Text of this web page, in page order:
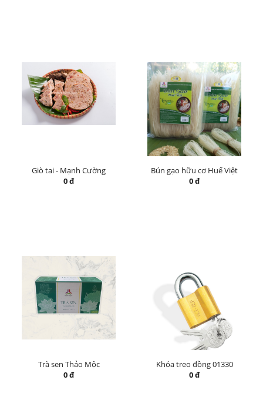
Giò tai - Mạnh Cường
0 đ
Bún gạo hữu cơ Huế Việt
0 đ
Trà sen Thảo Mộc
0 đ
Khóa treo đồng 01330
0 đ